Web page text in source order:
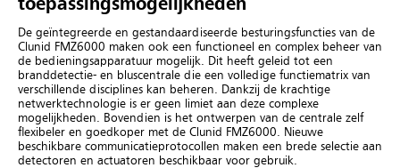
toepassingsmogelijkheden
De geïntegreerde en gestandaardiseerde besturingsfuncties van de
Clunid FMZ6000 maken ook een functioneel en complex beheer van
de bedieningsapparatuur mogelijk. Dit heeft geleid tot een
branddetectie- en bluscentrale die een volledige functiematrix van
verschillende disciplines kan beheren. Dankzij de krachtige
netwerktechnologie is er geen limiet aan deze complexe
mogelijkheden. Bovendien is het ontwerpen van de centrale zelf
flexibeler en goedkoper met de Clunid FMZ6000. Nieuwe
beschikbare communicatieprotocollen maken een brede selectie aan
detectoren en actuatoren beschikbaar voor gebruik.